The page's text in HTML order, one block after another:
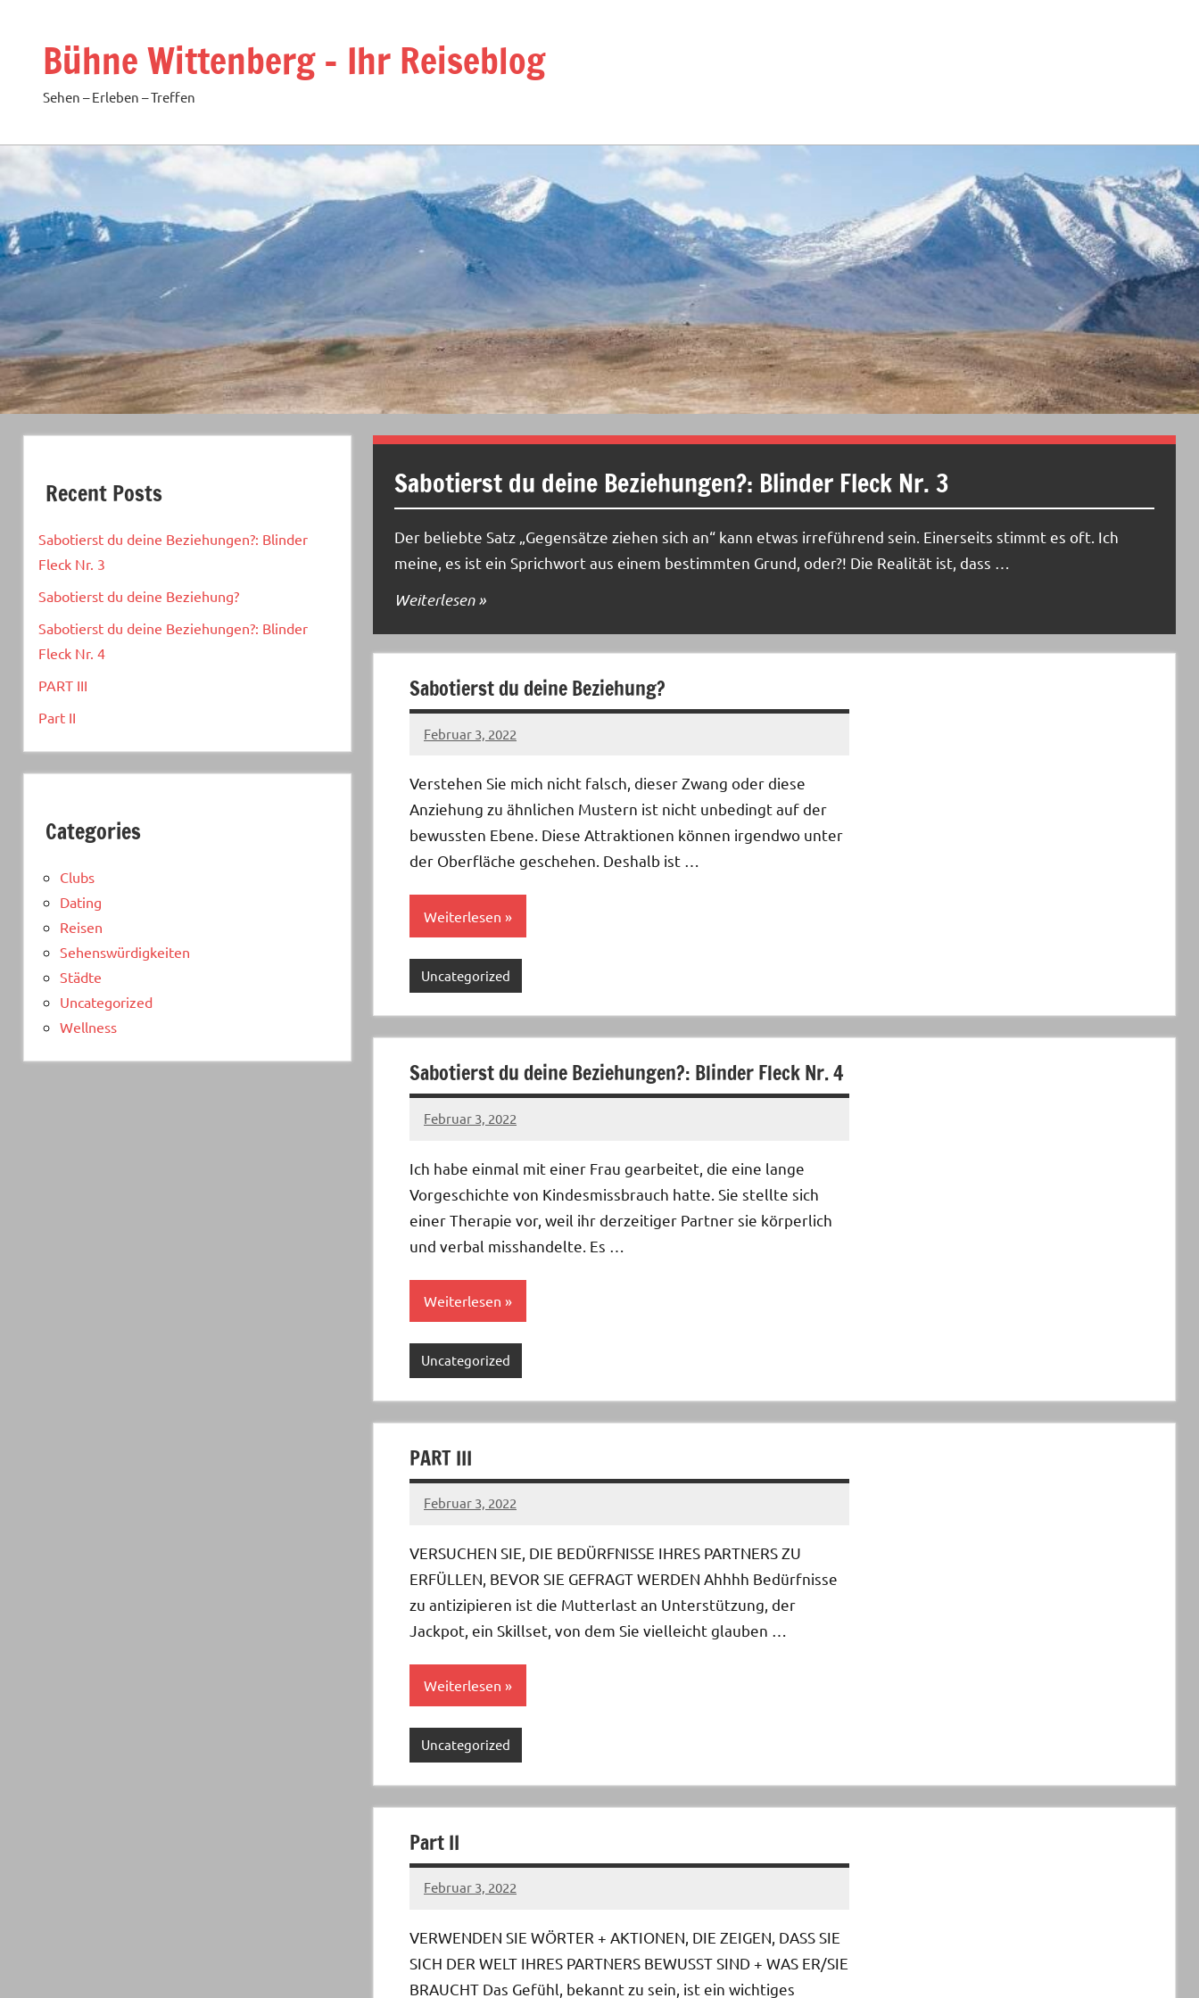
springenBühne Wittenberg – Ihr Reiseblog
Sehen – Erleben – Treffen
Sabotierst du deine Beziehungen?: Blinder Fleck Nr. 3
Der beliebte Satz „Gegensätze ziehen sich an“ kann etwas irreführend sein. Einerseits stimmt es oft. Ich
meine, es ist ein Sprichwort aus einem bestimmten Grund, oder?! Die Realität ist, dass …
Weiterlesen
Sabotierst du deine Beziehung?
Februar 3, 2022
Keine
Verstehen Sie mich nicht falsch, dieser Zwang oder diese
Anziehung zu ähnlichen Mustern ist nicht unbedingt auf der
bewussten Ebene. Diese Attraktionen können irgendwo unter
der Oberfläche geschehen. Deshalb ist …
Weiterlesen
Uncategorized
Sabotierst du deine Beziehungen?: Blinder Fleck Nr. 4
Februar 3, 2022
Keine
Ich habe einmal mit einer Frau gearbeitet, die eine lange
Vorgeschichte von Kindesmissbrauch hatte. Sie stellte sich
einer Therapie vor, weil ihr derzeitiger Partner sie körperlich
und verbal misshandelte. Es …
Weiterlesen
Uncategorized
PART III
Februar 3, 2022
Keine
VERSUCHEN SIE, DIE BEDÜRFNISSE IHRES PARTNERS ZU
ERFÜLLEN, BEVOR SIE GEFRAGT WERDEN Ahhhh Bedürfnisse
zu antizipieren ist die Mutterlast an Unterstützung, der
Jackpot, ein Skillset, von dem Sie vielleicht glauben …
Weiterlesen
Uncategorized
Part II
Februar 3, 2022
Keine
VERWENDEN SIE WÖRTER + AKTIONEN, DIE ZEIGEN, DASS SIE
SICH DER WELT IHRES PARTNERS BEWUSST SIND + WAS ER/SIE
BRAUCHT Das Gefühl, bekannt zu sein, ist ein wichtiges
Recent Posts
Sabotierst du deine Beziehungen?: Blinder
Fleck Nr. 3
Sabotierst du deine Beziehung?
Sabotierst du deine Beziehungen?: Blinder
Fleck Nr. 4
PART III
Part II
Categories
Clubs
Dating
Reisen
Sehenswürdigkeiten
Städte
Uncategorized
Wellness